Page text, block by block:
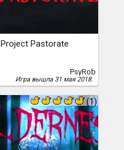
Project Pastorate
PsyRob
Игра вышла 31 мая 2018.
(1)